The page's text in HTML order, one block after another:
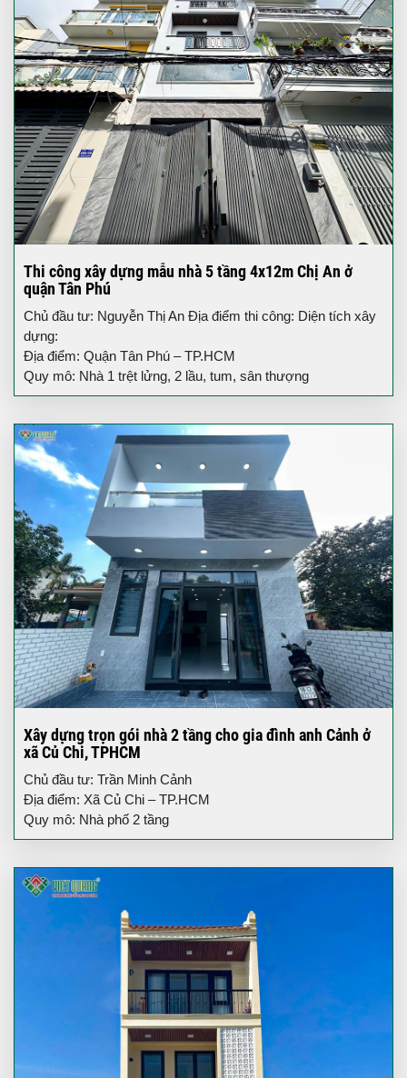
Thi công xây dựng mẫu nhà 5 tầng 4x12m Chị An ở
quận Tân Phú
Chủ đầu tư: Nguyễn Thị An Địa điểm thi công: Diện tích xây
dựng:
Địa điểm: Quận Tân Phú – TP.HCM
Quy mô: Nhà 1 trệt lửng, 2 lầu, tum, sân thượng
Xây dựng trọn gói nhà 2 tầng cho gia đình anh Cảnh ở
xã Củ Chi, TPHCM
Chủ đầu tư: Trần Minh Cảnh
Địa điểm: Xã Củ Chi – TP.HCM
Quy mô: Nhà phố 2 tầng